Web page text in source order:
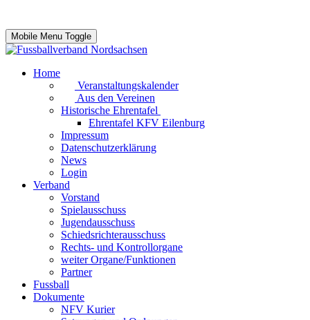
Mobile Menu Toggle
Home
Veranstaltungskalender
Aus den Vereinen
Historische Ehrentafel
Ehrentafel KFV Eilenburg
Impressum
Datenschutzerklärung
News
Login
Verband
Vorstand
Spielausschuss
Jugendausschuss
Schiedsrichterausschuss
Rechts- und Kontrollorgane
weiter Organe/Funktionen
Partner
Fussball
Dokumente
NFV Kurier